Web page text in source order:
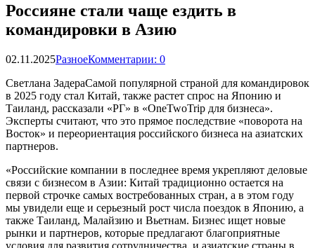
Россияне стали чаще ездить в
командировки в Азию
02.11.2025РазноеКомментарии: 0
Светлана ЗадераСамой популярной страной для командировок
в 2025 году стал Китай, также растет спрос на Японию и
Таиланд, рассказали «РГ» в «OneTwoTrip для бизнеса».
Эксперты считают, что это прямое последствие «поворота на
Восток» и переориентация российского бизнеса на азиатских
партнеров.
«Российские компании в последнее время укрепляют деловые
связи с бизнесом в Азии: Китай традиционно остается на
первой строчке самых востребованных стран, а в этом году
мы увидели еще и серьезный рост числа поездок в Японию, а
также Таиланд, Малайзию и Вьетнам. Бизнес ищет новые
рынки и партнеров, которые предлагают благоприятные
условия для развития сотрудничества, и азиатские страны в